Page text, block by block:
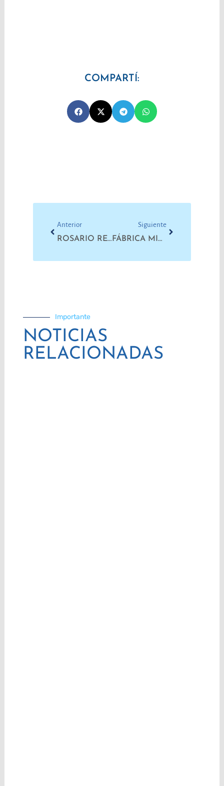
COMPARTÍ:
Anterior
ROSARIO REIVINDICÓ EL ARGENTINAZO Y EXIGIÓ JUSTICIA POR LOS ASESINATOS DEL 2001
Siguiente
FÁBRICA MILITAR: SE MANTIENE EL ESTADO DE ASAMBLEA PERMANENTE
Importante
NOTICIAS
RELACIONADAS